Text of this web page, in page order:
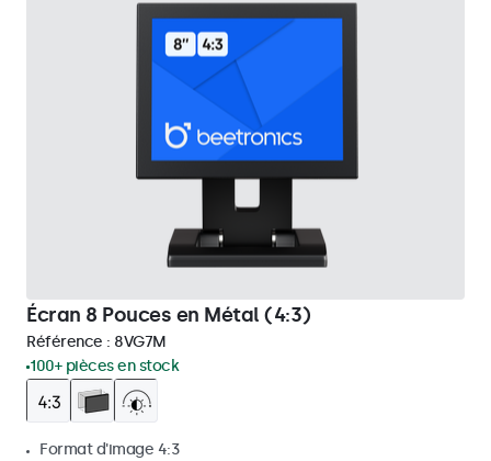
Écran 8 Pouces en Métal (4:3)
Référence : 8VG7M
100+ pièces en stock
Format d'image 4:3